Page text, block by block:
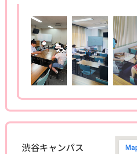
渋谷キャンパス